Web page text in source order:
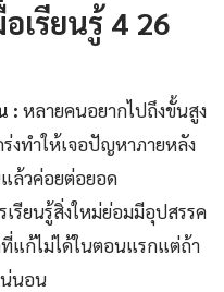
เรียนรู้ 4 26
: หลายคนอยากไปถึงขั้นสูง
งทำให้เจอปัญหาภายหลัง
ล้วค่อยต่อยอด
เรียนรู้สิ่งใหม่ย่อมมีอุปสรรค
แก้ไม่ได้ในตอนแรกแต่ถ้า
น่นอน